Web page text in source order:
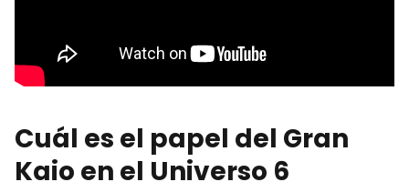
Cuál es el papel del Gran
Kaio en el Universo 6